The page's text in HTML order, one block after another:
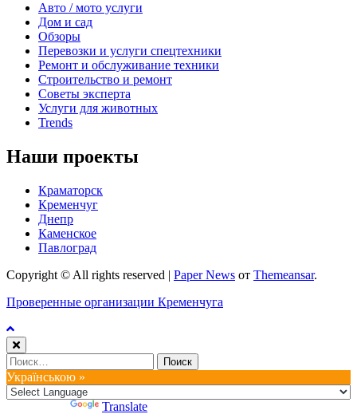
Авто / мото услуги
Дом и сад
Обзоры
Перевозки и услуги спецтехники
Ремонт и обслуживание техники
Строительство и ремонт
Советы эксперта
Услуги для животных
Trends
Наши проекты
Краматорск
Кременчуг
Днепр
Каменское
Павлоград
Copyright © All rights reserved | Paper News от Themeansar.
Проверенные организации Кременчуга
Найти:
Українською »
Translate